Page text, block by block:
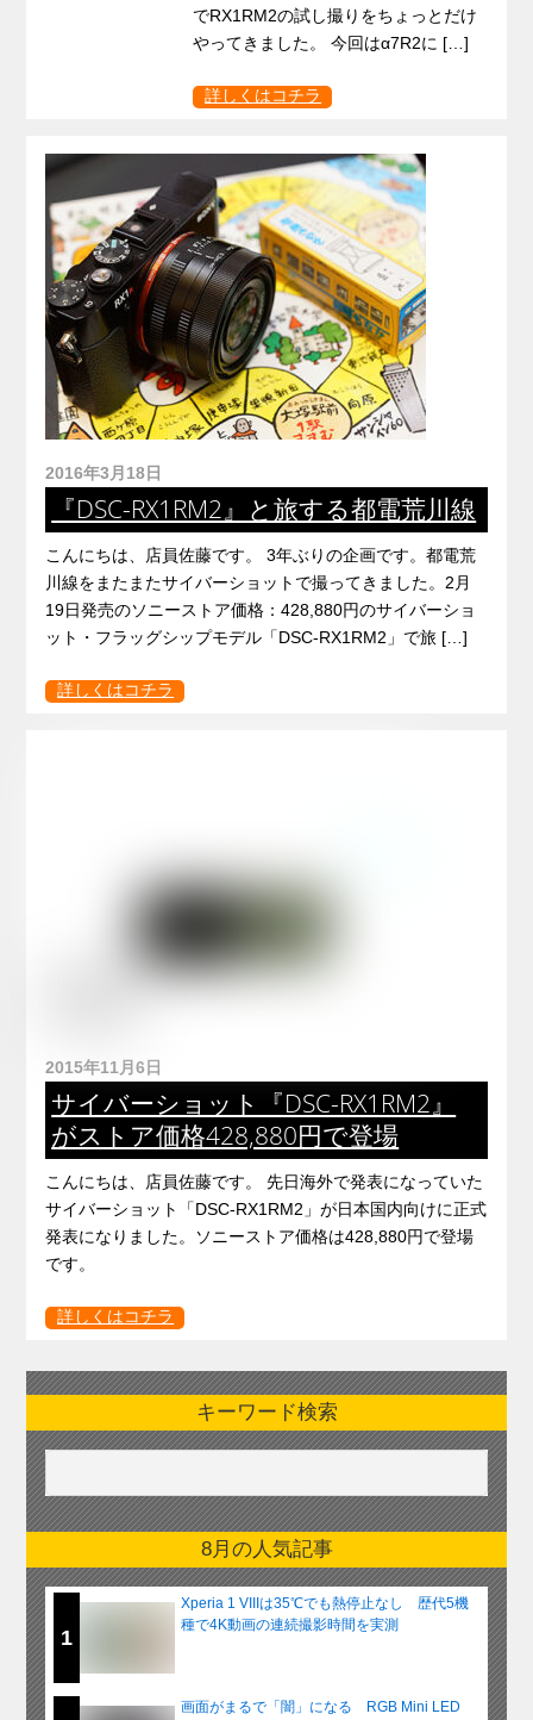
でRX1RM2の試し撮りをちょっとだけ
やってきました。 今回はα7R2に […]
詳しくはコチラ
2016年3月18日
『DSC-RX1RM2』と旅する都電荒川線
こんにちは、店員佐藤です。 3年ぶりの企画です。都電荒
川線をまたまたサイバーショットで撮ってきました。2月
19日発売のソニーストア価格：428,880円のサイバーショ
ット・フラッグシップモデル「DSC-RX1RM2」で旅 […]
詳しくはコチラ
2015年11月6日
サイバーショット『DSC-RX1RM2』
がストア価格428,880円で登場
こんにちは、店員佐藤です。 先日海外で発表になっていた
サイバーショット「DSC-RX1RM2」が日本国内向けに正式
発表になりました。ソニーストア価格は428,880円で登場
です。
詳しくはコチラ
キーワード検索
8月の人気記事
1
Xperia 1 VIIIは35℃でも熱停止なし 歴代5機
種で4K動画の連続撮影時間を実測
画面がまるで「闇」になる RGB Mini LED